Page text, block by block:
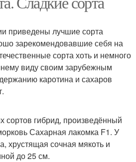
приведены лучшие сорта
зарекомендовавшие себя на
сорта хоть и немного
виду своим зарубежным
каротина и сахаров
сортов гибрид, произведённый
Сахарная лакомка F1. У
хрустящая сочная мякоть и
до 25 см.